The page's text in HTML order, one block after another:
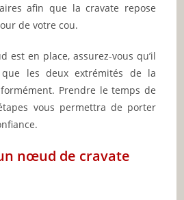
afin que la cravate repose
de votre cou.
est en place, assurez-vous qu’il
les deux extrémités de la
Prendre le temps de
vous permettra de porter
nœud de cravate